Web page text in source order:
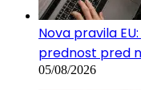
Nova pravila
prednost pred
05/08/2026